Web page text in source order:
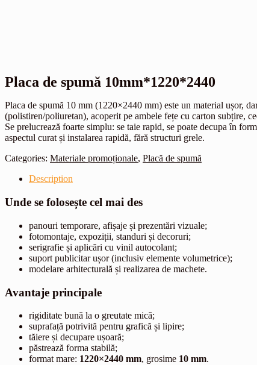
Placa de spumă 10mm*1220*2440
Placa de spumă 10 mm (1220×2440 mm) este un material ușor,
(polistiren/poliuretan), acoperit pe ambele fețe cu carton subțire,
Se prelucrează foarte simplu: se taie rapid, se poate decupa în
aspectul curat și instalarea rapidă, fără structuri grele.
Categories: Materiale promoționale, Placă de spumă
Description
Unde se folosește cel mai des
panouri temporare, afișaje și prezentări vizuale;
fotomontaje, expoziții, standuri și decoruri;
serigrafie și aplicări cu vinil autocolant;
suport publicitar ușor (inclusiv elemente volumetrice);
modelare arhitecturală și realizarea de machete.
Avantaje principale
rigiditate bună la o greutate mică;
suprafață potrivită pentru grafică și lipire;
tăiere și decupare ușoară;
păstrează forma stabilă;
format mare: 1220×2440 mm, grosime 10 mm.